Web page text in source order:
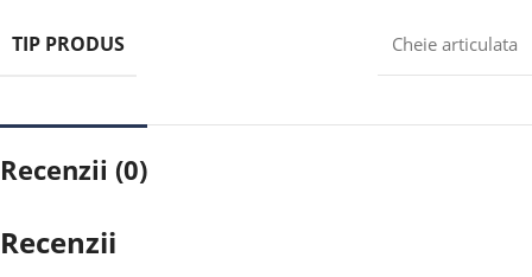
TIP PRODUS Cheie articulata
Recenzii (0)
Recenzii